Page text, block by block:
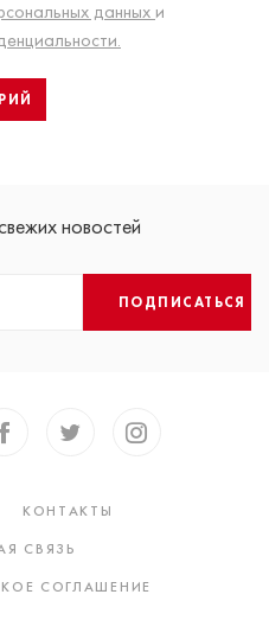
данных и
новостей
ПОДПИСАТЬСЯ
КОНТАКТЫ
СВЯЗЬ
СОГЛАШЕНИЕ